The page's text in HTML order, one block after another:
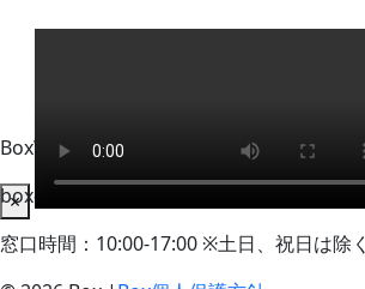
BoxWorks Tokyo + Osaka 来場者事務局
box-info_registration@event-admin.jp
窓口時間：10:00-17:00 ※土日、祝日は除く
×